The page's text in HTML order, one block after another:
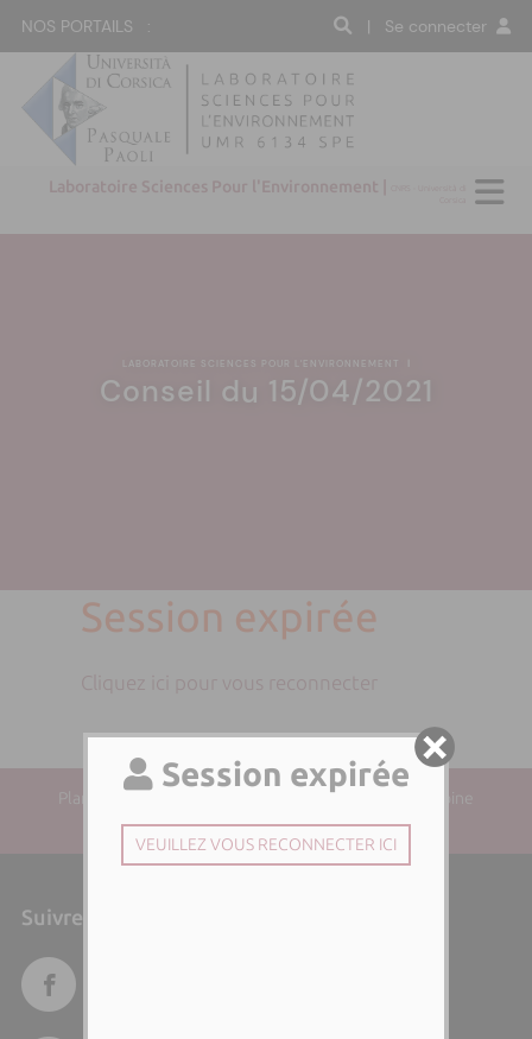
NOS PORTAILS : | Se connecter
Laboratoire Sciences Pour l'Environnement |
LABORATOIRE SCIENCES POUR L'ENVIRONNEMENT
Conseil du 15/04/2021
Session expirée
Cliquez ici pour vous reconnecter
Plan du site| Directeur de la publication : Paul-Antoine
SANTONI | Responsable éditorial :
Suivre l'Università di Corsica